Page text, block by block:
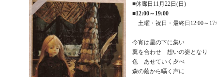
■休廊日11月22日(日)
■12:00～19:00
土曜・祝日・最終日12:00～
今宵は星の下に集い
翼を合わせ 想いの姿となり
色 あせていく夕べ
森の蔭から囁く声に